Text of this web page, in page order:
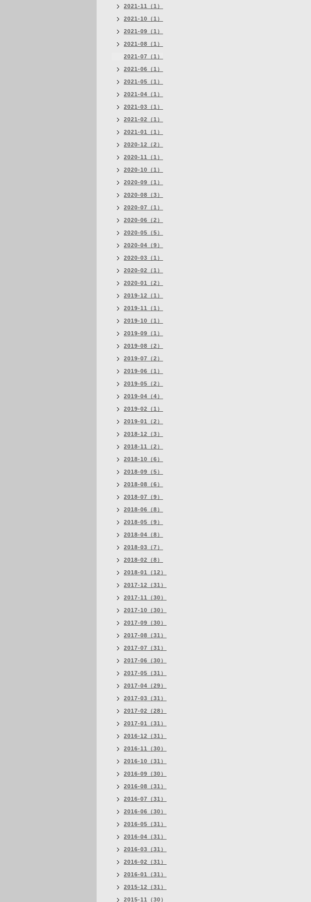
2021-11（1）
2021-10（1）
2021-09（1）
2021-08（1）
2021-07（1）
2021-06（1）
2021-05（1）
2021-04（1）
2021-03（1）
2021-02（1）
2021-01（1）
2020-12（2）
2020-11（1）
2020-10（1）
2020-09（1）
2020-08（3）
2020-07（1）
2020-06（2）
2020-05（5）
2020-04（9）
2020-03（1）
2020-02（1）
2020-01（2）
2019-12（1）
2019-11（1）
2019-10（1）
2019-09（1）
2019-08（2）
2019-07（2）
2019-06（1）
2019-05（2）
2019-04（4）
2019-02（1）
2019-01（2）
2018-12（3）
2018-11（2）
2018-10（6）
2018-09（5）
2018-08（6）
2018-07（9）
2018-06（8）
2018-05（9）
2018-04（8）
2018-03（7）
2018-02（8）
2018-01（12）
2017-12（31）
2017-11（30）
2017-10（30）
2017-09（30）
2017-08（31）
2017-07（31）
2017-06（30）
2017-05（31）
2017-04（29）
2017-03（31）
2017-02（28）
2017-01（31）
2016-12（31）
2016-11（30）
2016-10（31）
2016-09（30）
2016-08（31）
2016-07（31）
2016-06（30）
2016-05（31）
2016-04（31）
2016-03（31）
2016-02（31）
2016-01（31）
2015-12（31）
2015-11（30）